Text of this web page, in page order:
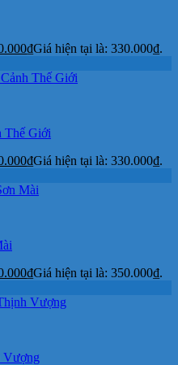
₫Giá hiện tại là: 330.000₫.
Thế Giới
₫Giá hiện tại là: 330.000₫.
₫Giá hiện tại là: 350.000₫.
Vượng